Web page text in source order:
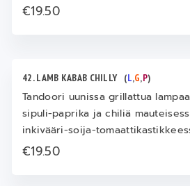
€19.50
42. LAMB KABAB CHILLY (L,G,P)
Tandoori uunissa grillattua
sipuli-paprika ja chiliä
inkivääri-soija-
€19.50